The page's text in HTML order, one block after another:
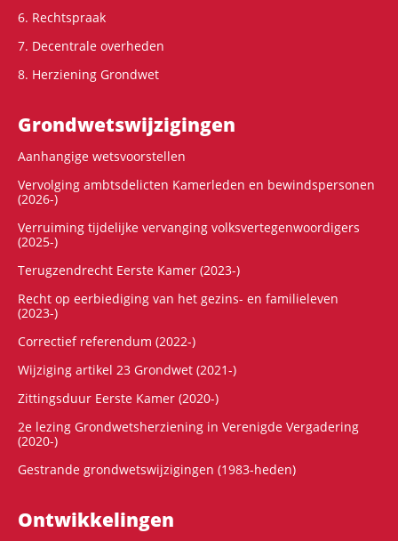
6. Rechtspraak
7. Decentrale overheden
8. Herziening Grondwet
Grondwets­wijzigingen
Aanhangige wetsvoorstellen
Vervolging ambtsdelicten Kamerleden en bewindspersonen
(2026-)
Verruiming tijdelijke vervanging volksvertegenwoordigers
(2025-)
Terugzendrecht Eerste Kamer (2023-)
Recht op eerbiediging van het gezins- en familieleven
(2023-)
Correctief referendum (2022-)
Wijziging artikel 23 Grondwet (2021-)
Zittingsduur Eerste Kamer (2020-)
2e lezing Grondwetsherziening in Verenigde Vergadering
(2020-)
Gestrande grondwetswijzigingen (1983-heden)
Ontwikke­lingen